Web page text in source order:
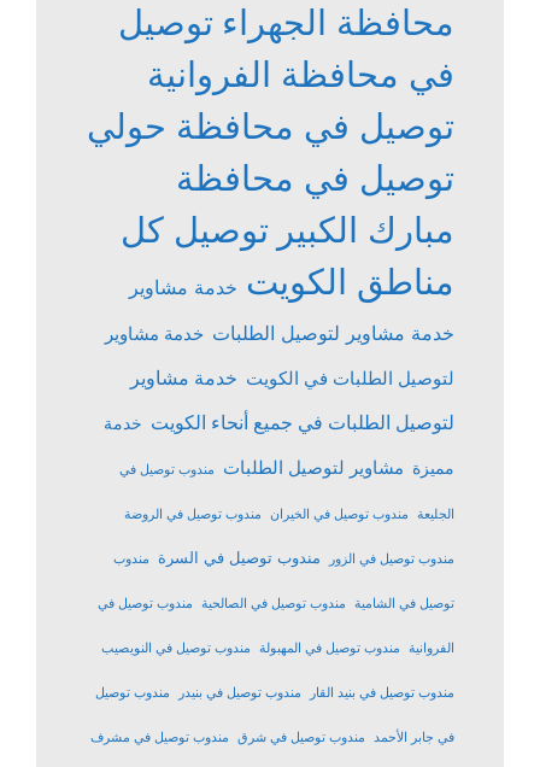
محافظة الجهراء توصيل
في محافظة الفروانية
توصيل في محافظة حولي
توصيل في محافظة
مبارك الكبير توصيل كل
مناطق الكويت خدمة مشاوير
خدمة مشاوير لتوصيل الطلبات خدمة مشاوير
لتوصيل الطلبات في الكويت خدمة مشاوير
لتوصيل الطلبات في جميع أنحاء الكويت خدمة
مميزة مشاوير لتوصيل الطلبات مندوب توصيل في
الجليعة مندوب توصيل في الخيران مندوب توصيل في الروضة
مندوب توصيل في الزور مندوب توصيل في السرة مندوب
توصيل في الشامية مندوب توصيل في الصالحية مندوب توصيل في
الفروانية مندوب توصيل في المهبولة مندوب توصيل في النويصيب
مندوب توصيل في بنيد القار مندوب توصيل في بنيدر مندوب توصيل
في جابر الأحمد مندوب توصيل في شرق مندوب توصيل في مشرف